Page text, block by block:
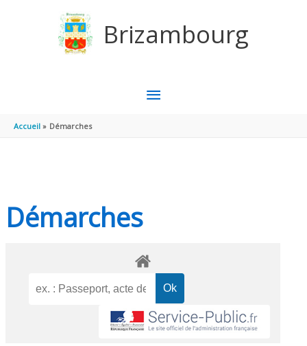
Brizambourg
MENU
Accueil Démarches
Démarches